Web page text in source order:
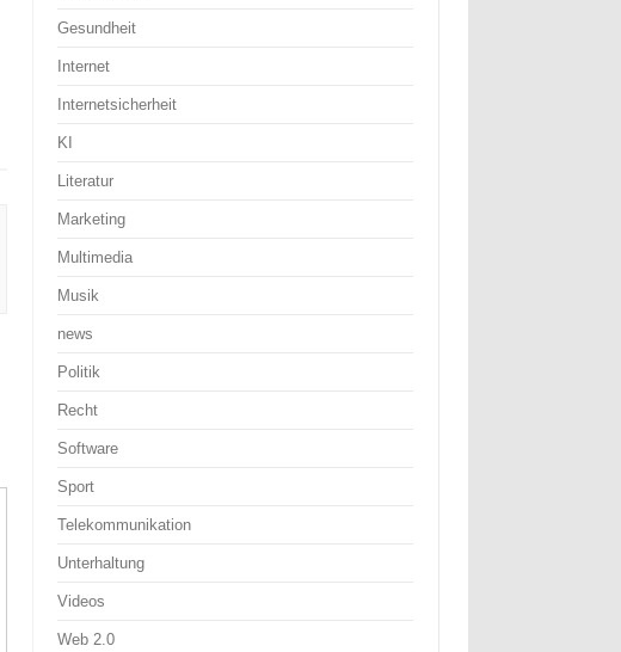
Gesundheit
Internet
Internetsicherheit
KI
Literatur
Marketing
Multimedia
Musik
news
Politik
Recht
Software
Sport
Telekommunikation
Unterhaltung
Videos
Web 2.0